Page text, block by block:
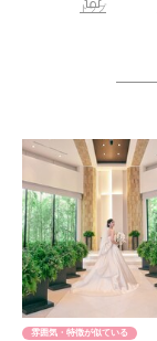
トップ
雰囲気・特徴が似ている